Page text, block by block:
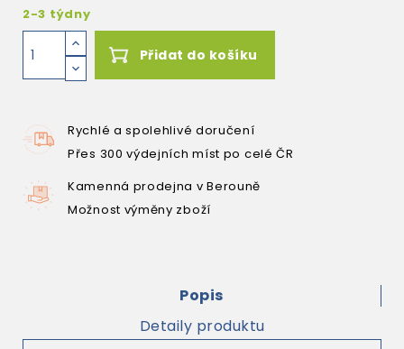
2-3 týdny
Přidat do košíku
Rychlé a spolehlivé doručení
Přes 300 výdejních míst po celé ČR
Kamenná prodejna v Berouně
Možnost výměny zboží
Popis
Detaily produktu